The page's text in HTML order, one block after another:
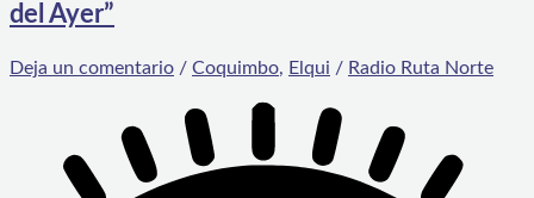
del Ayer”
Deja un comentario / Coquimbo, Elqui / Radio Ruta Norte